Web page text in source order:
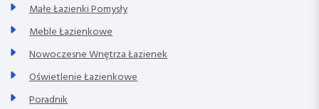
Małe Łazienki Pomysły
Meble Łazienkowe
Nowoczesne Wnętrza Łazienek
Oświetlenie Łazienkowe
Poradnik